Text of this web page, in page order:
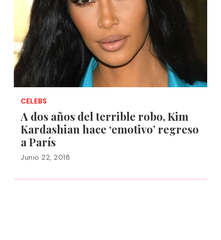
CELEBS
A dos años del terrible robo, Kim
Kardashian hace ‘emotivo’ regreso
a París
Junio 22, 2018